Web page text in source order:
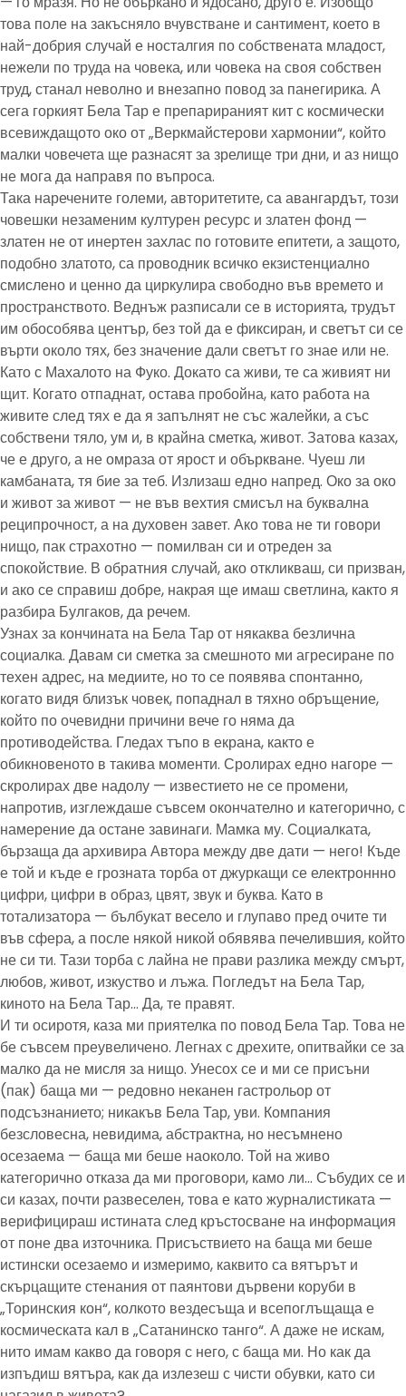
това поле на закъсняло вчувстване и сантимент, което в
най-добрия случай е носталгия по собствената младост,
нежели по труда на човека, или човека на своя собствен
труд, станал неволно и внезапно повод за панегирика. А
сега горкият Бела Тар е препарираният кит с космически
всевиждащото око от „Веркмайстерови хармонии“, който
малки човечета ще разнасят за зрелище три дни, и аз нищо
не мога да направя по въпроса.
Така наречените големи, авторитетите, са авангардът, този
човешки незаменим културен ресурс и златен фонд —
златен не от инертен захлас по готовите епитети, а защото,
подобно златото, са проводник всичко екзистенциално
смислено и ценно да циркулира свободно във времето и
пространството. Веднъж разписали се в историята, трудът
им обособява център, без той да е фиксиран, и светът си се
върти около тях, без значение дали светът го знае или не.
Като с Махалото на Фуко. Докато са живи, те са живият ни
щит. Когато отпаднат, остава пробойна, като работа на
живите след тях е да я запълнят не със жалейки, а със
собствени тяло, ум и, в крайна сметка, живот. Затова казах,
че е друго, а не омраза от ярост и объркване. Чуеш ли
камбаната, тя бие за теб. Излизаш едно напред. Око за око
и живот за живот — не във вехтия смисъл на буквална
реципрочност, а на духовен завет. Ако това не ти говори
нищо, пак страхотно — помилван си и отреден за
спокойствие. В обратния случай, ако откликваш, си призван,
и ако се справиш добре, накрая ще имаш светлина, както я
разбира Булгаков, да речем.
Узнах за кончината на Бела Тар от някаква безлична
социалка. Давам си сметка за смешното ми агресиране по
техен адрес, на медиите, но то се появява спонтанно,
когато видя близък човек, попаднал в тяхно обръщение,
който по очевидни причини вече го няма да
противодейства. Гледах тъпо в екрана, както е
обикновеното в такива моменти. Сролирах едно нагоре —
скролирах две надолу — известието не се промени,
напротив, изглеждаше съвсем окончателно и категорично, с
намерение да остане завинаги. Мамка му. Социалката,
бързаща да архивира Автора между две дати — него! Къде
е той и къде е грозната торба от джуркащи се електроннно
цифри, цифри в образ, цвят, звук и буква. Като в
тотализатора — бълбукат весело и глупаво пред очите ти
във сфера, а после някой никой обявява печелившия, който
не си ти. Тази торба с лайна не прави разлика между смърт,
любов, живот, изкуство и лъжа. Погледът на Бела Тар,
киното на Бела Тар… Да, те правят.
И ти осиротя, каза ми приятелка по повод Бела Тар. Това не
бе съвсем преувеличено. Легнах с дрехите, опитвайки се за
малко да не мисля за нищо. Унесох се и ми се присъни
(пак) баща ми — редовно неканен гастрольор от
подсъзнанието; никакъв Бела Тар, уви. Компания
безсловесна, невидима, абстрактна, но несъмнено
осезаема — баща ми беше наоколо. Той на живо
категорично отказа да ми проговори, камо ли… Събудих се и
си казах, почти развеселен, това е като журналистиката —
верифицираш истината след кръстосване на информация
от поне два източника. Присъствието на баща ми беше
истински осезаемо и измеримо, каквито са вятърът и
скърцащите стенания от паянтови дървени коруби в
„Торинския кон“, колкото вездесъща и всепоглъщаща е
космическата кал в „Сатанинско танго“. А даже не искам,
нито имам какво да говоря с него, с баща ми. Но как да
изпъдиш вятъра, как да излезеш с чисти обувки, като си